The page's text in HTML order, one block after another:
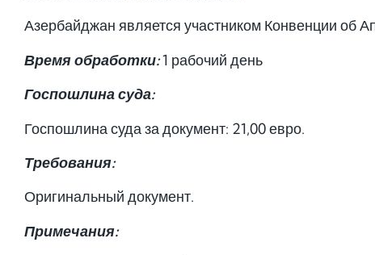
Азербайджан является участником Конвенции об
Время обработки:1 рабочий день
Госпошлина суда:
Госпошлина суда за документ: 21,00 евро.
Требования:
Оригинальный документ.
Примечания: